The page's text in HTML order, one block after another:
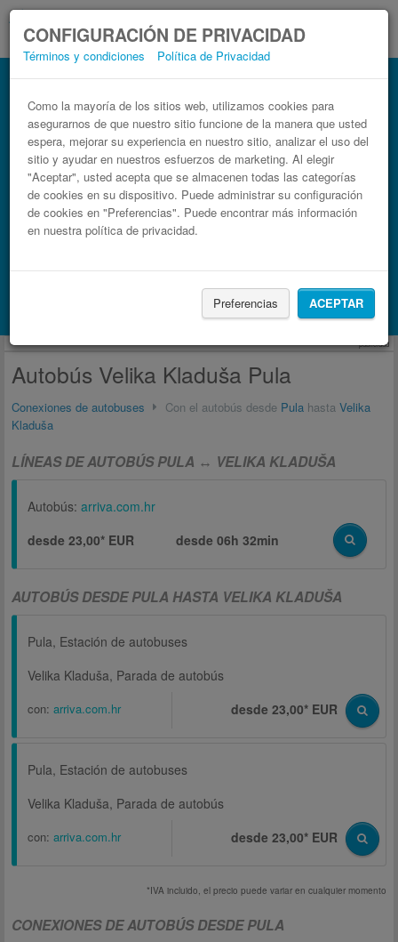
CONFIGURACIÓN DE PRIVACIDAD
Términos y condiciones Política de Privacidad
Como la mayoría de los sitios web, utilizamos cookies para
asegurarnos de que nuestro sitio funcione de la manera que usted
espera, mejorar su experiencia en nuestro sitio, analizar el uso del
sitio y ayudar en nuestros esfuerzos de marketing. Al elegir
"Aceptar", usted acepta que se almacenen todas las categorías
de cookies en su dispositivo. Puede administrar su configuración
de cookies en "Preferencias". Puede encontrar más información
en nuestra política de privacidad.
Preferencias ACEPTAR
Autobús Pula Velika Kladuša
Billetes de autobuses en solo 3 pasos
Busca también alojamiento con Booking.com
publicidad
Autobús Velika Kladuša Pula
Conexiones de autobuses Con el autobús desde Pula hasta Velika
Kladuša
LÍNEAS DE AUTOBÚS PULA ↔ VELIKA KLADUŠA
Autobús: arriva.com.hr
desde 23,00* EUR
desde06h 32min
AUTOBÚS DESDE PULA HASTA VELIKA KLADUŠA
Pula, Estación de autobuses
Velika Kladuša, Parada de autobús
con: arriva.com.hr desde 23,00* EUR
Pula, Estación de autobuses
Velika Kladuša, Parada de autobús
con: arriva.com.hr desde 23,00* EUR
*IVA incluido, el precio puede variar en cualquier momento
CONEXIONES DE AUTOBÚS DESDE PULA